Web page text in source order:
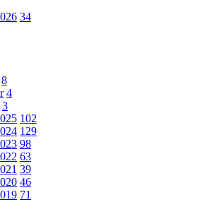
34
8
4
3
102
129
98
63
39
46
71